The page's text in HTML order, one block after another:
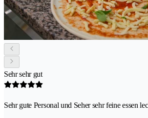
Sehr sehr gut
Sehr gute Personal und Seher sehr feine essen